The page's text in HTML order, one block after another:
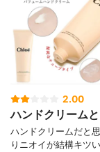
2.00
ハンドクリーム
ハンドクリームだと
りニオイが結構キツ